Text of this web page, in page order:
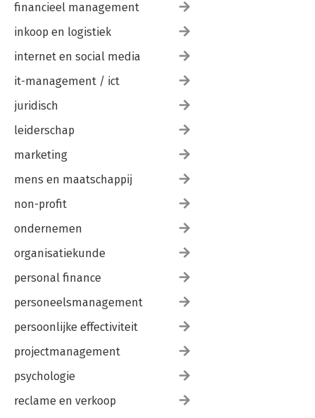
financieel management
inkoop en logistiek
internet en social media
it-management / ict
juridisch
leiderschap
marketing
mens en maatschappij
non-profit
ondernemen
organisatiekunde
personal finance
personeelsmanagement
persoonlijke effectiviteit
projectmanagement
psychologie
reclame en verkoop